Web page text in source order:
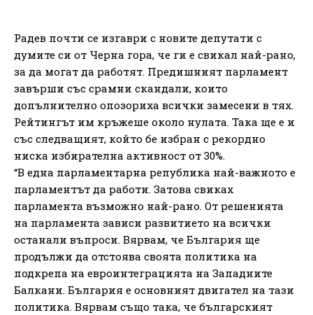
Радев почти се изгаври с новите депутати с
думите си от Черна гора, че ги е свикал най-рано,
за да могат да работят. Предишният парламент
завърши със срамни скандали, които
допълнително опозориха всички замесени в тях.
Рейтингът им кръжеше около нулата. Така ще е и
със следващият, който бе избран с рекордно
ниска избирателна активност от 30%.
“В една парламентарна република най-важното е
парламентът да работи. Затова свиках
парламента възможно най-рано. От решенията
на парламента зависи развитието на всички
останали въпроси. Вярвам, че България ще
продължи да отстоява своята политика на
подкрепа на евроинтеграцията на Западните
Балкани. България е основният двигател на тази
политика. Вярвам също така, че българският